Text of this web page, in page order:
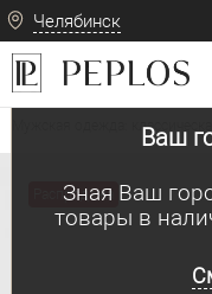
Челябинск
Ваш
Зная Ваш
товары в
Мужская одежда:
Распродажа